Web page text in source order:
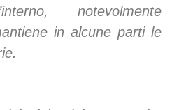
notevolmente
in alcune parti le